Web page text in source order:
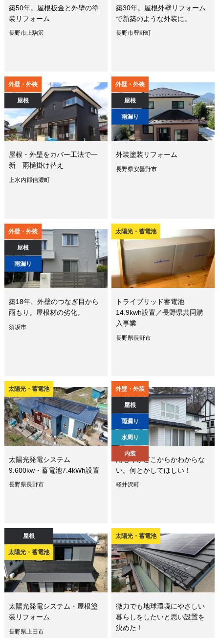
築50年。屋根板金と外壁の塗
装リフォーム
長野市上駒沢
築30年。屋根外壁リフォーム
で新築のような外装に。
長野市豊野町
外壁・外装
屋根
屋根・外壁をカバー工法で一
新 雨樋掛け替え
上水内郡信濃町
外壁・外装
屋根
雨漏り
外装塗装リフォーム
長野県安曇野市
外壁・外装
屋根
雨漏り
築18年、外壁のつなぎ目から
雨もり。屋根材の劣化。
須坂市
太陽光・蓄電池
トライブリッド蓄電池
14.9kwh設置／長野県共同購
入事業
長野県長野市
太陽光・蓄電池
太陽光発電システム
9.600kw・蓄電池7.4kWh設置
長野県長野市
外壁・外装
屋根
雨漏り
水周り
内装
雨もりがどこからかわからな
い。何とかしてほしい！
軽井沢町
屋根
太陽光・蓄電池
太陽光発電システム・屋根塗
装リフォーム
長野県上田市
太陽光・蓄電池
微力でも地球環境にやさしい
暮らしをしたいと思い設置を
決めた！